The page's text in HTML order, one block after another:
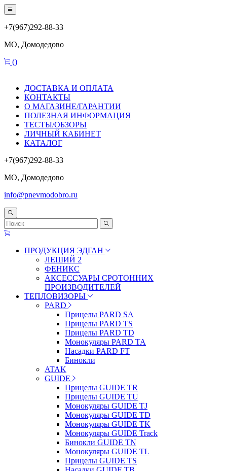
+7(967)292-88-33
МО, Домодедово
()
ДОСТАВКА И ОПЛАТА
КОНТАКТЫ
О МАГАЗИНЕ/ГАРАНТИИ
ПОЛЕЗНАЯ ИНФОРМАЦИЯ
ТЕСТЫ/ОБЗОРЫ
ЛИЧНЫЙ КАБИНЕТ
КАТАЛОГ
+7(967)292-88-33
МО, Домодедово
info@pnevmodobro.ru
ПРОДУКЦИЯ ЭДГАН
ЛЕШИЙ 2
ФЕНИКС
АКСЕССУАРЫ СРОТОННИХ
ПРОИЗВОДИТЕЛЕЙ
ТЕПЛОВИЗОРЫ
PARD
Прицелы PARD SA
Прицелы PARD TS
Прицелы PARD TD
Монокуляры PARD TA
Насадки PARD FT
Бинокли
ATAK
GUIDE
Прицелы GUIDE TR
Прицелы GUIDE TU
Монокуляры GUIDE TJ
Монокуляры GUIDE TD
Монокуляры GUIDE TK
Монокуляры GUIDE Track
Бинокли GUIDE TN
Монокуляры GUIDE TL
Прицелы GUIDE TS